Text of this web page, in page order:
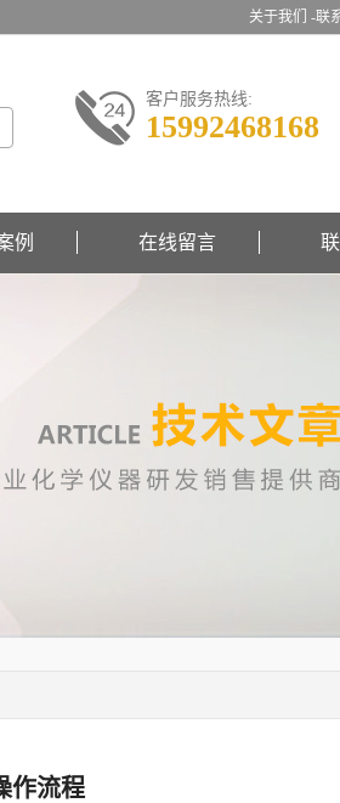
关于我们 -联
客户服务热线:
15992468168
例 在线留言
作流程